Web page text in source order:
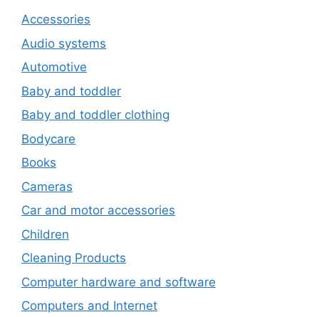
Accessories
Audio systems
Automotive
Baby and toddler
Baby and toddler clothing
Bodycare
Books
Cameras
Car and motor accessories
Children
Cleaning Products
Computer hardware and software
Computers and Internet